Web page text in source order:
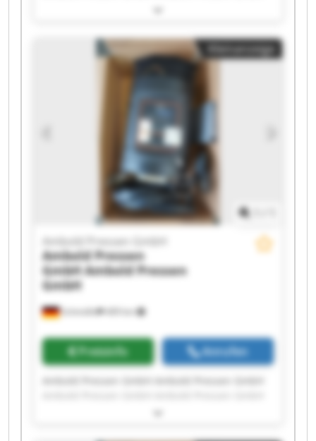
Ambold Pressen GmbH Ambold Pressen GmbH
Ambold Pressen GmbH Ambold Pressen GmbH
Ambold Pressen GmbH Ambold Pressen GmbH
Ambold Pressen GmbH Ambold Pressen GmbH
Ambold Pressen GmbH Ambold Pressen GmbH
Ambold Pressen GmbH Ambold Pressen GmbH
Kleinanzeige
Schmölln 409 km
Ambold Pressen GmbH
Ambold Pressen
GmbHAmbold Pressen
GmbH
Preisinfo Anrufen
Ambold Pressen GmbH Ambold Pressen GmbH